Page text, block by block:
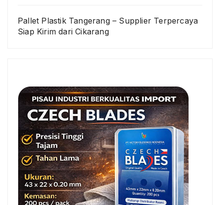
Pallet Plastik Tangerang – Supplier Terpercaya
Siap Kirim dari Cikarang